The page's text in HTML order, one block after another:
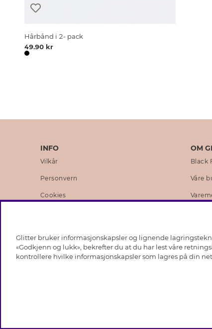
Hårbånd i 2- pack
49.90 kr
INFO
Vilkår
Personvern
Cookies
Tilbakekalling
OM
Black
Våre
Glitter bruker informasjonskapsler og lignende
«Godkjenn og lukk», bekrefter du at du har lest våre
kontrollere hvilke informasjonskapsler som lagres på din